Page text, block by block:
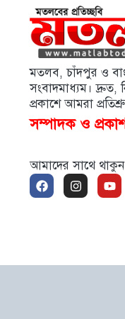
মতলব, চাঁদপুর ও
সংবাদমাধ্যম। দ্রুত,
প্রকাশে আমরা
সম্পাদক ও
আমাদের সাথে